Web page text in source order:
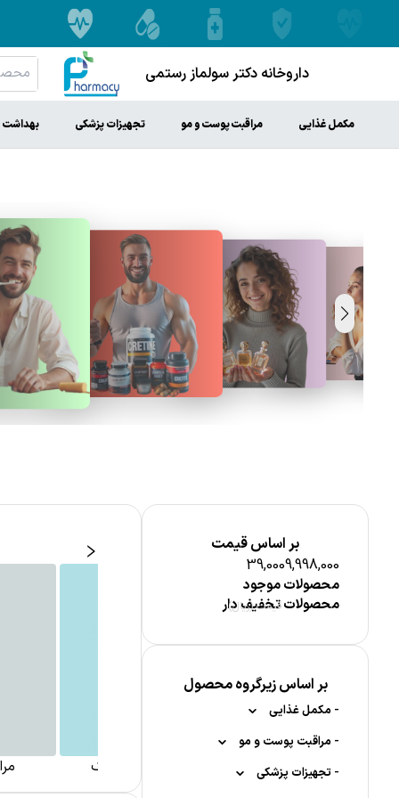
داروخانه دکتر سولماز رستمی
مکمل غذایی مراقبت پوست و مو تجهیزات پزشکی
بر اساس قیمت
39,0009,998,000
قیمت (ریال)
محصولات موجود
محصولات تخفیف دار
بر اساس زیرگروه محصول
- مکمل غذایی
-مواد معدنی
-کلسیم
-مکمل کودکان
- مراقبت پوست و مو
-مراقبت پوست صورت
- تجهیزات پزشکی
مراقبت از پوست کودک